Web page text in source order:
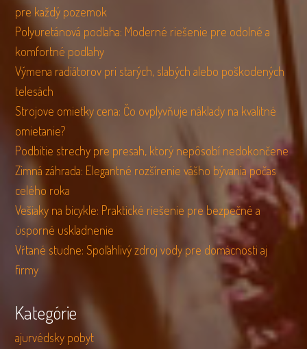
pre každý pozemok
Polyuretánová podlaha: Moderné riešenie pre odolné a
komfortné podlahy
Výmena radiátorov pri starých, slabých alebo poškodených
telesách
Strojove omietky cena: Čo ovplyvňuje náklady na kvalitné
omietanie?
Podbitie strechy pre presah, ktorý nepôsobí nedokončene
Zimná záhrada: Elegantné rozšírenie vášho bývania počas
celého roka
Vešiaky na bicykle: Praktické riešenie pre bezpečné a
úsporné uskladnenie
Vŕtané studne: Spoľahlivý zdroj vody pre domácnosti aj
firmy
Kategórie
ajurvédsky pobyt